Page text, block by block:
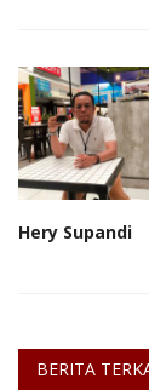
Hery Supandi
BERITA